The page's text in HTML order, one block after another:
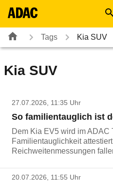
Tags Kia SUV
Kia SUV
27.07.2026, 11:35 Uhr
So familientauglich ist
Dem Kia EV5 wird im ADAC
Familientauglichkeit
Reichweitenmessungen
20.07.2026, 11:55 Uhr